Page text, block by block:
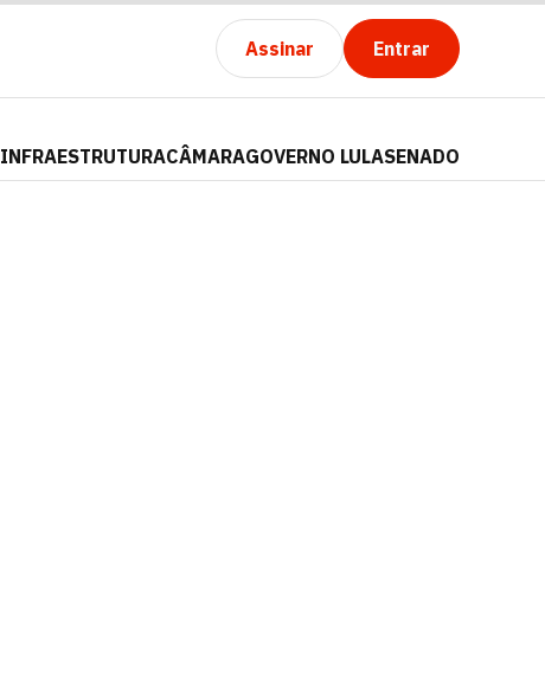
Assinar Entrar
INFRAESTRUTURACÂMARAGOVERNO LULASENADO